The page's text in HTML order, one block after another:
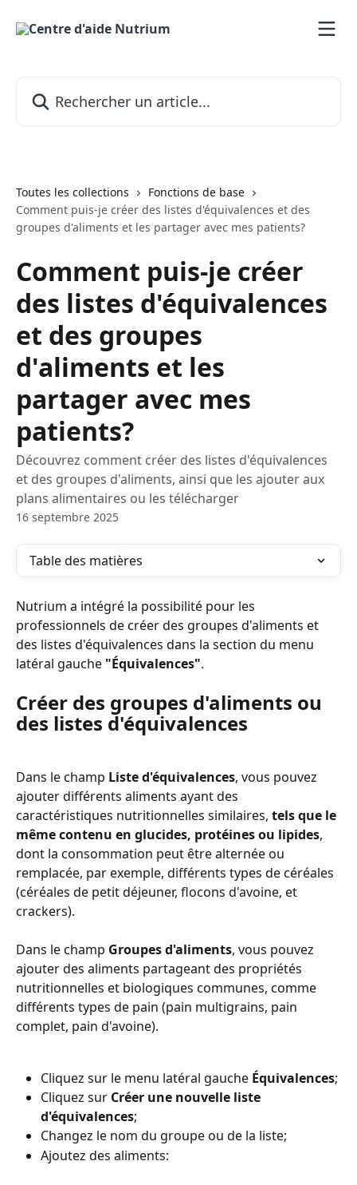
Toutes les collections
Fonctions de base
Comment puis-je créer des listes d'équivalences et des
groupes d'aliments et les partager avec mes patients?
Comment puis-je créer
des listes d'équivalences
et des groupes
d'aliments et les
partager avec mes
patients?
Découvrez comment créer des listes d'équivalences
et des groupes d'aliments, ainsi que les ajouter aux
plans alimentaires ou les télécharger
16 septembre 2025
Table des matières
Nutrium a intégré la possibilité pour les
professionnels de créer des groupes d'aliments et
des listes d'équivalences dans la section du menu
latéral gauche "Équivalences".
Créer des groupes d'aliments ou
des listes d'équivalences
Dans le champ Liste d'équivalences, vous pouvez
ajouter différents aliments ayant des
caractéristiques nutritionnelles similaires, tels que le
même contenu en glucides, protéines ou lipides,
dont la consommation peut être alternée ou
remplacée, par exemple, différents types de céréales
(céréales de petit déjeuner, flocons d'avoine, et
crackers).
Dans le champ Groupes d'aliments, vous pouvez
ajouter des aliments partageant des propriétés
nutritionnelles et biologiques communes, comme
différents types de pain (pain multigrains, pain
complet, pain d'avoine).
Cliquez sur le menu latéral gauche Équivalences;
Cliquez sur Créer une nouvelle liste
d'équivalences;
Changez le nom du groupe ou de la liste;
Ajoutez des aliments: